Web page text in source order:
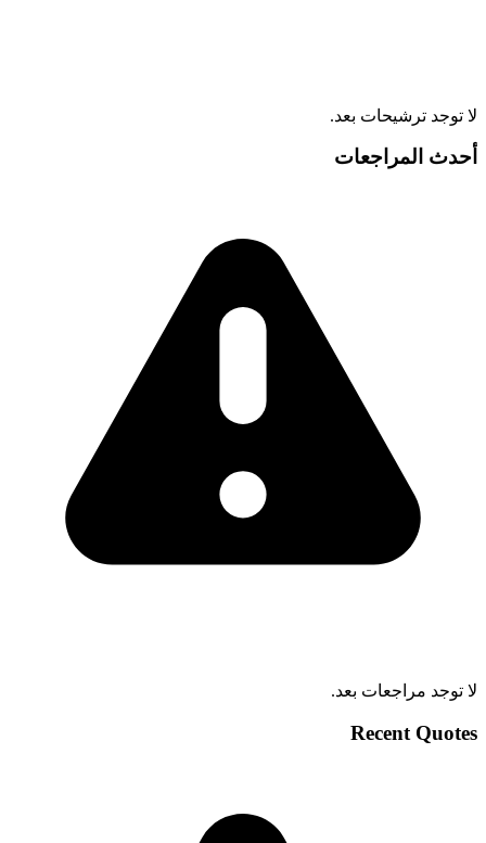
لا توجد ترشيحات بعد.
أحدث المراجعات
لا توجد مراجعات بعد.
Recent Quotes